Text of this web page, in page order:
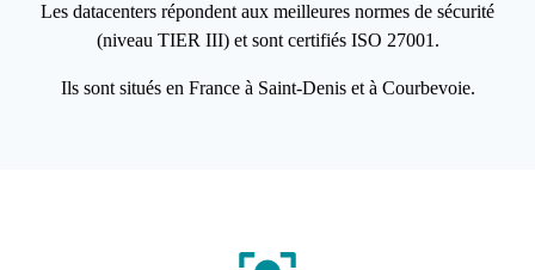
Les datacenters répondent aux meilleures normes de sécurité
(niveau TIER III) et sont certifiés ISO 27001.
Ils sont situés en France à Saint-Denis et à Courbevoie.